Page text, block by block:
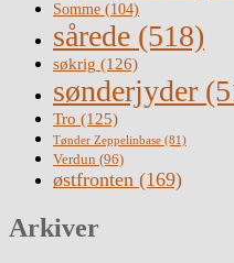
Somme (104)
sårede (518)
søkrig (126)
sønderjyder
Tro (125)
Tønder Zeppelinbase (81)
Verdun (96)
østfronten (169)
Arkiver